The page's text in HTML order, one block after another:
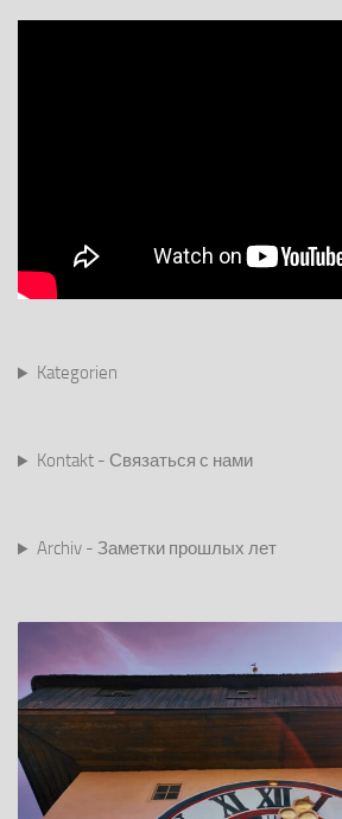
Kategorien
Kontakt - Связаться с нами
Archiv - Заметки прошлых лет